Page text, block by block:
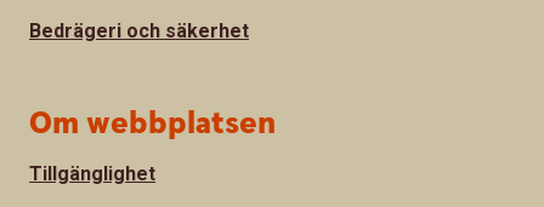
Bedrägeri och säkerhet
Om webbplatsen
Tillgänglighet